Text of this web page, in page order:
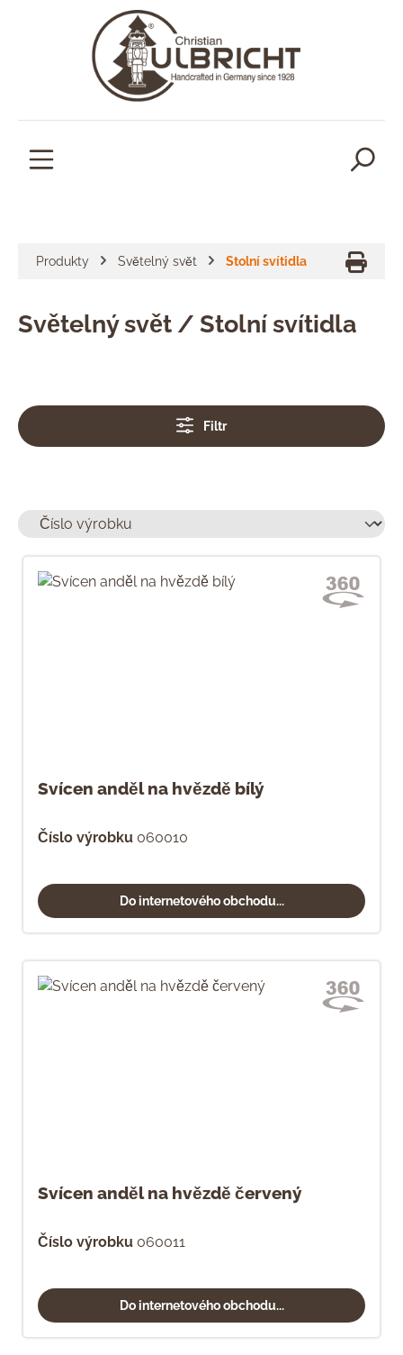
Produkty Světelný svět Stolní svítidla
Světelný svět / Stolní svítidla
Filtr
Svícen anděl na hvězdě bílý
Číslo výrobku 060010
Do internetového obchodu...
Svícen anděl na hvězdě červený
Číslo výrobku 060011
Do internetového obchodu...